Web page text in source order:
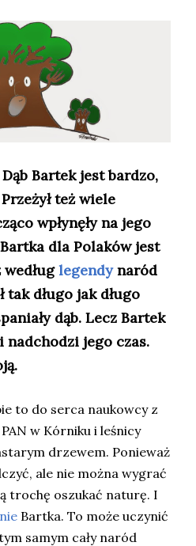
Bartek jest bardzo,
też wiele
wpłynęły na jego
dla Polaków jest
legendynaród
długo jak długo
dąb. Lecz Bartek
jego czas.
to do serca naukowcy z
w Kórniku i leśnicy
drzewem. Ponieważ
ale nie można wygrać
trochę oszukać naturę. I
Bartka. To może uczynić
samym cały naród